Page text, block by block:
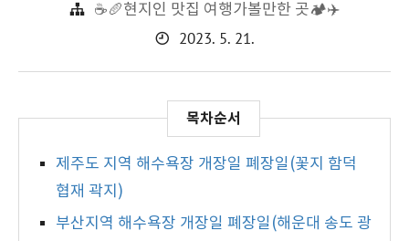
☕️🥖현지인 맛집 여행가볼만한 곳🏕️✈️
2023. 5. 21.
제주도 지역 해수욕장 개장일 폐장일(꽃지 함덕
협재 곽지)
부산지역 해수욕장 개장일 폐장일(해운대 송도 광